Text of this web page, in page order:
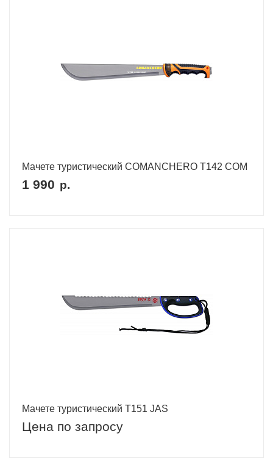
Мачете туристический COMANCHERO T142 COM
1 990 р.
Мачете туристический Т151 JAS
Цена по запросу